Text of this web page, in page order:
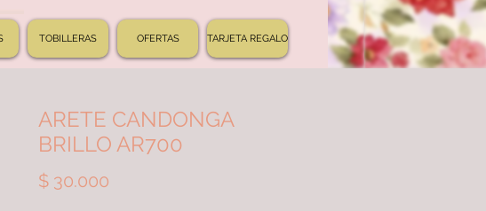
TOBILLERAS OFERTAS TARJETA REGALO
ARETE CANDONGA
BRILLO AR700
$ 30.000Precio